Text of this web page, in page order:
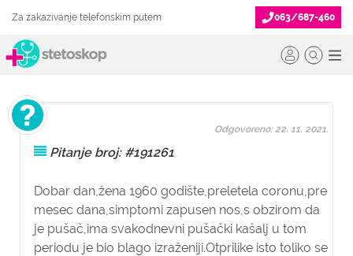
Za zakazivanje telefonskim putem 063/687-460
Pitanje broj: #191261
Dobar dan,žena 1960 godište,preletela coronu,pre
mesec dana,simptomi zapusen nos,s obzirom da
je pušač,ima svakodnevni pušački kašalj u tom
periodu je bio blago izraženiji.Otprilike isto toliko se
Odgovoreno: 22. 11. 2021.